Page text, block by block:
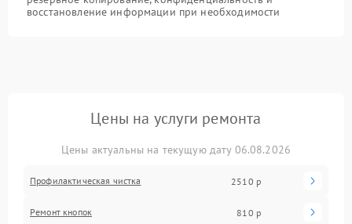
восстановление информации при необходимости
Цены на услуги ремонта
Цены актуальны на текущую дату 06.08.2026
Профилактическая чистка 2510 р
Ремонт кнопок 810 р